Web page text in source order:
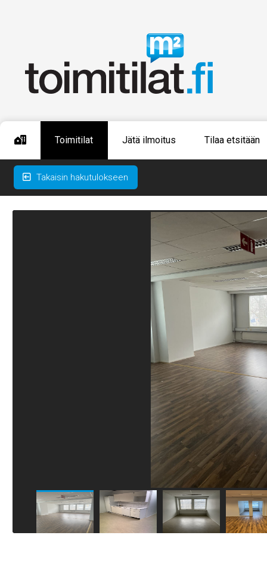
Toimitilat Jätä ilmoitus Tilaa etsitään
Takaisin hakutulokseen